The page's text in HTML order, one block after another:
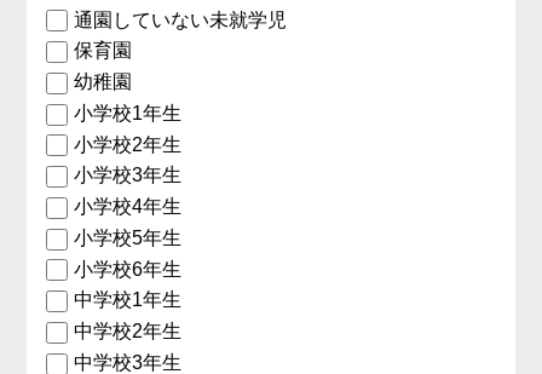
通園していない未就学児
保育園
幼稚園
小学校1年生
小学校2年生
小学校3年生
小学校4年生
小学校5年生
小学校6年生
中学校1年生
中学校2年生
中学校3年生